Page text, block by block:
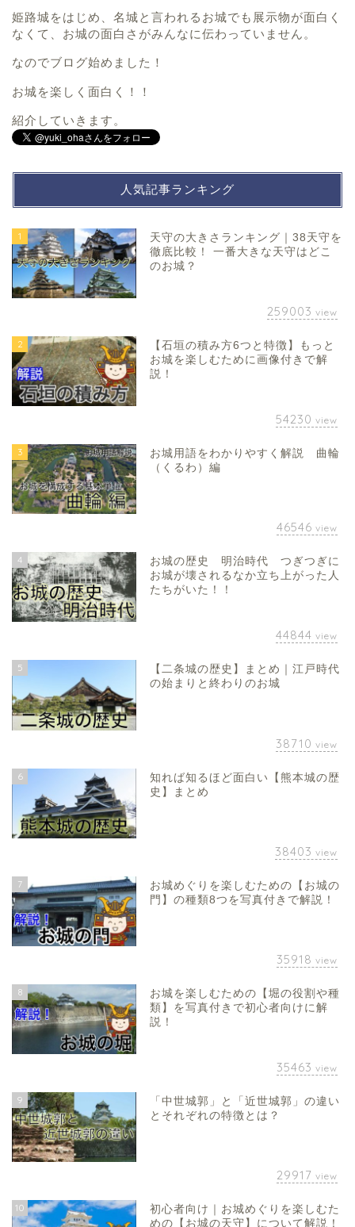
姫路城をはじめ、名城と言われるお城でも展示物が面白く
なくて、お城の面白さがみんなに伝わっていません。
なのでブログ始めました！
お城を楽しく面白く！！
紹介していきます。
人気記事ランキング
1
天守の大きさランキング｜38天守を
徹底比較！ 一番大きな天守はどこ
のお城？
259003 view
2
【石垣の積み方6つと特徴】もっと
お城を楽しむために画像付きで解
説！
54230 view
3
お城用語をわかりやすく解説 曲輪
（くるわ）編
46546 view
4
お城の歴史 明治時代 つぎつぎに
お城が壊されるなか立ち上がった人
たちがいた！！
44844 view
5
【二条城の歴史】まとめ｜江戸時代
の始まりと終わりのお城
38710 view
6
知れば知るほど面白い【熊本城の歴
史】まとめ
38403 view
7
お城めぐりを楽しむための【お城の
門】の種類8つを写真付きで解説！
35918 view
8
お城を楽しむための【堀の役割や種
類】を写真付きで初心者向けに解
説！
35463 view
9
「中世城郭」と「近世城郭」の違い
とそれぞれの特徴とは？
29917 view
10
初心者向け｜お城めぐりを楽しむた
めの【お城の天守】について解説！